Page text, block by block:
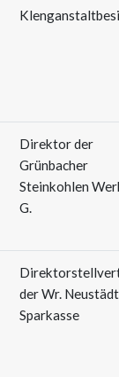
Direktor der
Grünbacher
Steinkohlen­
G.
der Wr.
Sparkasse